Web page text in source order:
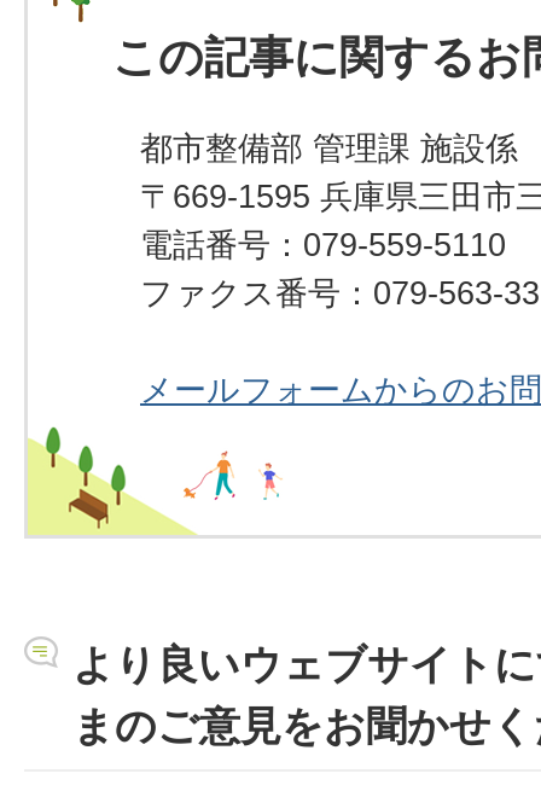
この記事に関するお
都市整備部 管理課 施設係
〒669-1595 兵庫県三田市
電話番号：079-559-5110
ファクス番号：079-563-
メールフォームからのお
より良いウェブサイト
まのご意見をお聞かせ